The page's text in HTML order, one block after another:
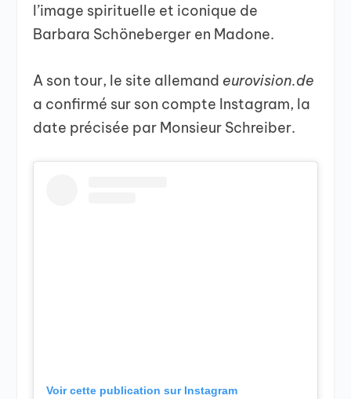
l’image spirituelle et iconique de
Barbara Schöneberger en Madone.
A son tour, le site allemand eurovision.de
a confirmé sur son compte Instagram, la
date précisée par Monsieur Schreiber.
Voir cette publication sur Instagram